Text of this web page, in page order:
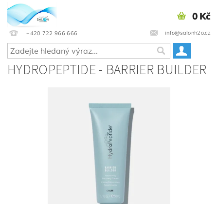
+420 722 966 666 info@salonh2o.cz
0 Kč
HYDROPEPTIDE - BARRIER BUILDER